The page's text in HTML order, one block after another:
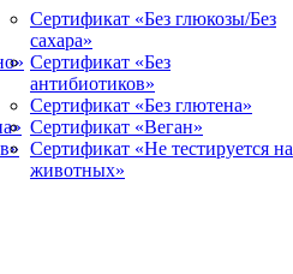
Сертификат «Без глюкозы/Без
сахара»
Сертификат «Без
антибиотиков»
Сертификат «Без глютена»
Сертификат «Веган»
Сертификат «Не тестируется на
животных»